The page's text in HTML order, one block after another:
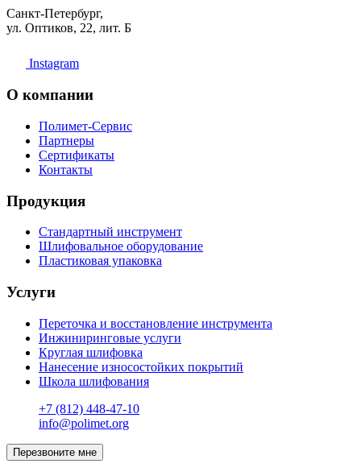
Санкт-Петербург,
ул. Оптиков, 22, лит. Б
Instagram
О компании
Полимет-Сервис
Партнеры
Сертификаты
Контакты
Продукция
Стандартный инструмент
Шлифовальное оборудование
Пластиковая упаковка
Услуги
Переточка и восстановление инструмента
Инжиниринговые услуги
Круглая шлифовка
Нанесение износостойких покрытий
Школа шлифования
+7 (812) 448-47-10
info@polimet.org
Перезвоните мне